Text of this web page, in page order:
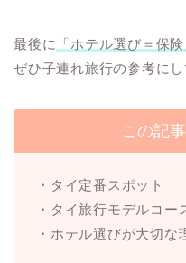
最後に 「ホテル選び＝保
ぜひ子連れ旅行の参考に
この記
・タイ定番スポット
・タイ旅行モデルコー
・ホテル選びが大切な